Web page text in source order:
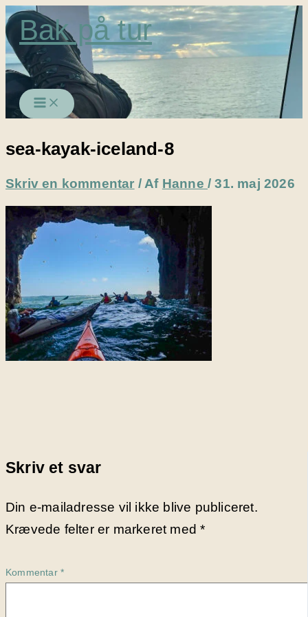
Gå
til
indholdet
Bak på tur
sea-kayak-iceland-8
Skriv en kommentar / Af Hanne/31. maj 2026
Skriv et svar
Din e-mailadresse vil ikke blive publiceret.
Krævede felter er markeret med*
Kommentar *